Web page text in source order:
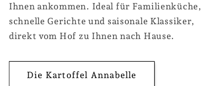
Ihnen ankommen. Ideal für Familienküche,
schnelle Gerichte und saisonale Klassiker,
direkt vom Hof zu Ihnen nach Hause.
Die Kartoffel Annabelle